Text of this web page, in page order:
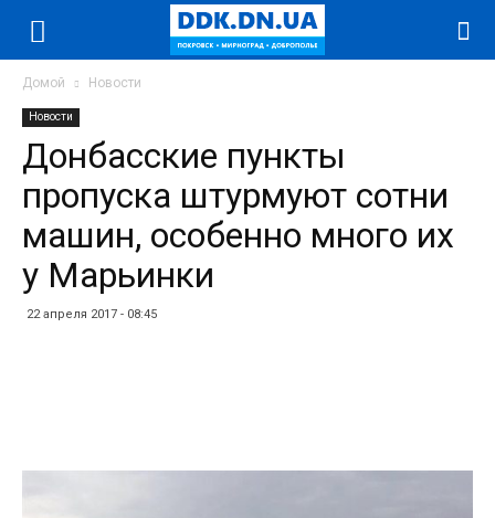
Домой Новости
Новости
Донбасские пункты
пропуска штурмуют сотни
машин, особенно много их
у Марьинки
22 апреля 2017 - 08:45